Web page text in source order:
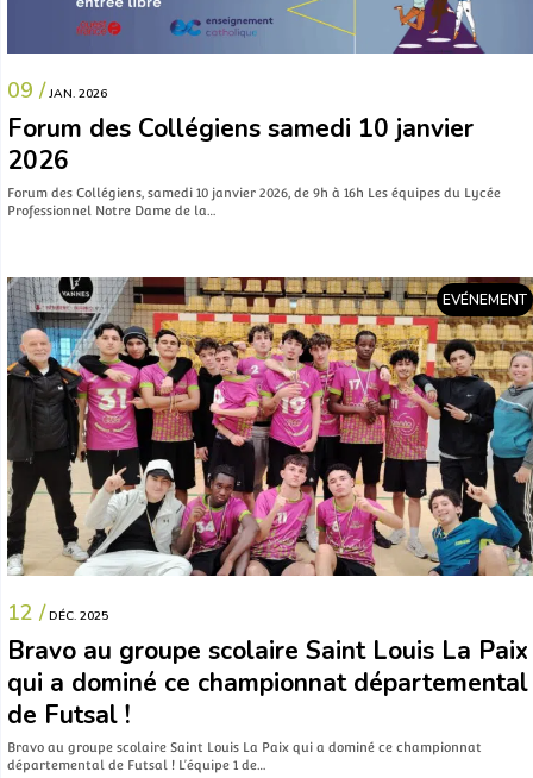
09 / JAN. 2026
Forum des Collégiens samedi 10 janvier
2026
Forum des Collégiens, samedi 10 janvier 2026, de 9h à 16h Les équipes du Lycée
Professionnel Notre Dame de la…
EVÉNEMENT
12 / DÉC. 2025
Bravo au groupe scolaire Saint Louis La Paix
qui a dominé ce championnat départemental
de Futsal !
Bravo au groupe scolaire Saint Louis La Paix qui a dominé ce championnat
départemental de Futsal ! L’équipe 1 de…